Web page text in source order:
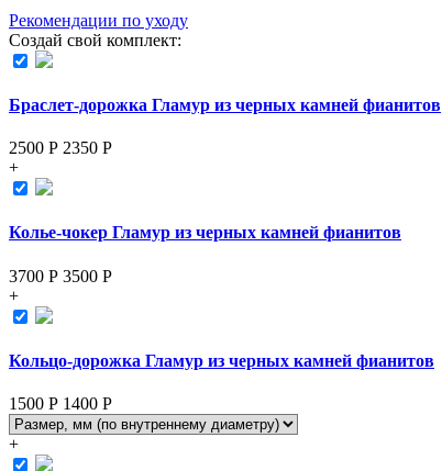
Рекомендации по уходу
Создай свой комплект:
Браслет-дорожка Гламур из черных камней фианитов
2500 Р 2350 Р
+
Колье-чокер Гламур из черных камней фианитов
3700 Р 3500 Р
+
Кольцо-дорожка Гламур из черных камней фианитов
1500 Р 1400 Р
+